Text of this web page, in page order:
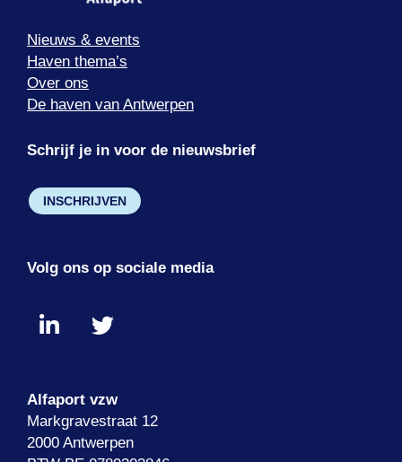
Nieuws & events
Haven thema’s
Over ons
De haven van Antwerpen
Schrijf je in voor de nieuwsbrief
INSCHRIJVEN
Volg ons op sociale media
Alfaport vzw
Markgravestraat 12
2000 Antwerpen